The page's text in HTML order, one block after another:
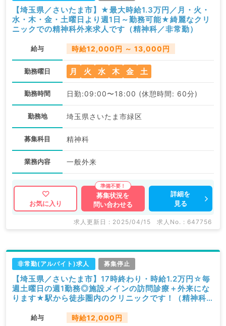
【埼玉県／さいたま市】★最大時給1.3万円／月・火・
水・木・金・土曜日より週1日～勤務可能★綺麗なクリ
ニックでの精神科外来求人です（精神科／非常勤）
給与 時給12,000円 ～ 13,000円
勤務曜日 月 火 水 木 金 土
勤務時間 日勤:09:00〜18:00 (休憩時間: 60分)
勤務地 埼玉県さいたま市緑区
募集科目 精神科
業務内容 一般外来
お気に入り
募集状況を
問い合わせる
詳細を
見る
求人更新日 : 2025/04/15 求人No. : 647756
非常勤(アルバイト)求人 募集停止
【埼玉県／さいたま市】17時終わり・時給1.2万円☆毎
週土曜日の週1勤務◎施設メインの訪問診療＋外来にな
ります★駅から徒歩圏内のクリニックです！（精神科
給与 時給12,000円